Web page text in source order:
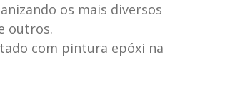
os mais diversos
outros.
com pintura epóxi na